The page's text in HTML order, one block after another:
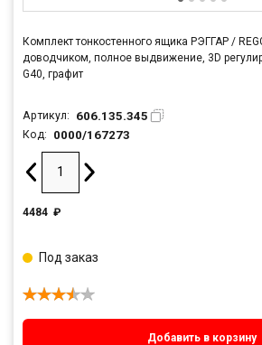
Комплект тонкостенного ящика РЭГГАР /
доводчиком, полное выдвижение, 3D
G40, графит
Артикул: 606.135.345
Код: 0000/167273
4484 ₽
Добавить в корзину
Под заказ